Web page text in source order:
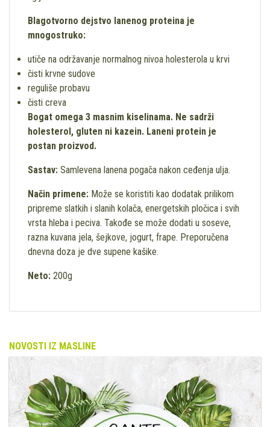
Blagotvorno dejstvo lanenog proteina je
mnogostruko:
utiče na održavanje normalnog nivoa holesterola u krvi
čisti krvne sudove
reguliše probavu
čisti creva
Bogat omega 3 masnim kiselinama. Ne sadrži
holesterol, gluten ni kazein. Laneni protein je
postan proizvod.
Sastav: Samlevena lanena pogača nakon ceđenja ulja.
Način primene: Može se koristiti kao dodatak prilikom
pripreme slatkih i slanih kolača, energetskih pločica i svih
vrsta hleba i peciva. Takođe se može dodati u soseve,
razna kuvana jela, šejkove, jogurt, frape. Preporučena
dnevna doza je dve supene kašike.
Neto: 200g
NOVOSTI IZ MASLINE